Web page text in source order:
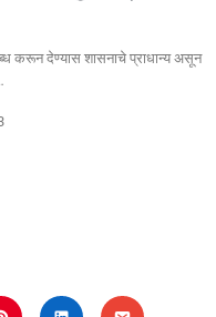
करून देण्यास शासनाचे प्राधान्य असून